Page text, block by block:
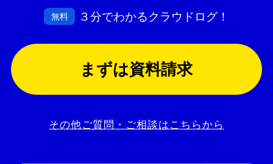
無料 ３分でわかるクラウドログ！
まずは資料請求
その他ご質問・ご相談はこちらから